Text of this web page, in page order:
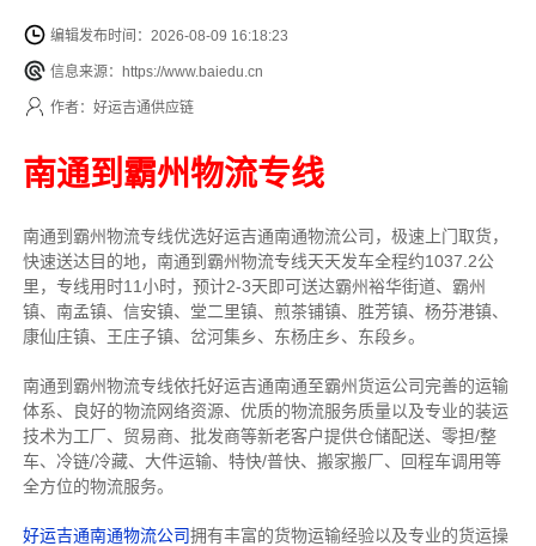
编辑发布时间：2026-08-09 16:18:23
信息来源：https://www.baiedu.cn
作者：好运吉通供应链
南通到霸州物流专线
南通到霸州物流专线优选好运吉通南通物流公司，极速上门取货，
快速送达目的地，南通到霸州物流专线天天发车全程约1037.2公
里，专线用时11小时，预计2-3天即可送达霸州裕华街道、霸州
镇、南孟镇、信安镇、堂二里镇、煎茶铺镇、胜芳镇、杨芬港镇、
康仙庄镇、王庄子镇、岔河集乡、东杨庄乡、东段乡。
南通到霸州物流专线依托好运吉通南通至霸州货运公司完善的运输
体系、良好的物流网络资源、优质的物流服务质量以及专业的装运
技术为工厂、贸易商、批发商等新老客户提供仓储配送、零担/整
车、冷链/冷藏、大件运输、特快/普快、搬家搬厂、回程车调用等
全方位的物流服务。
好运吉通南通物流公司拥有丰富的货物运输经验以及专业的货运操